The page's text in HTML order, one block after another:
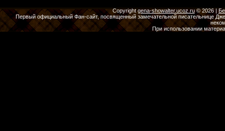
Copyrightgena-showalter.ucoz.ru© 2026|
Первый официальный Фан-сайт, посвященный замечательной писательнице
При использовании